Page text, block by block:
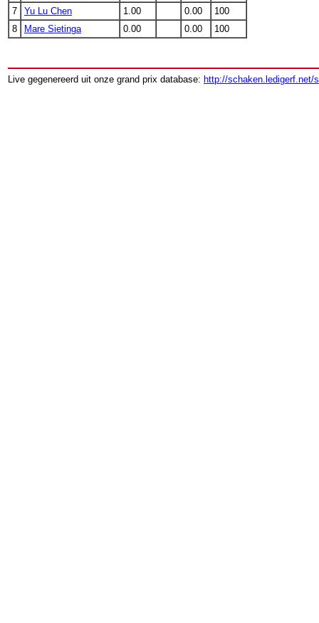
7
Yu Lu Chen 1.00 0.00
100
8
Mare Sietinga 0.00 0.00 100
Live gegenereerd uit onze grand prix database: http://schaken.ledigerf.net/